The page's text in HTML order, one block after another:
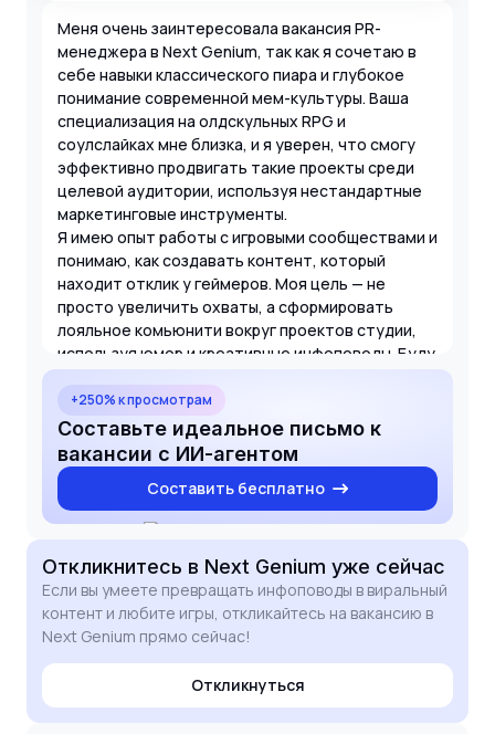
Меня очень заинтересовала вакансия PR-
менеджера в Next Genium, так как я сочетаю в
себе навыки классического пиара и глубокое
понимание современной мем-культуры. Ваша
специализация на олдскульных RPG и
соулслайках мне близка, и я уверен, что смогу
эффективно продвигать такие проекты среди
целевой аудитории, используя нестандартные
маркетинговые инструменты.
Я имею опыт работы с игровыми сообществами и
понимаю, как создавать контент, который
находит отклик у геймеров. Моя цель — не
просто увеличить охваты, а сформировать
лояльное комьюнити вокруг проектов студии,
используя юмор и креативные инфоповоды. Буду
рад обсудить, как мой опыт поможет Next
Genium стать заметнее в индустрии.
+250% к просмотрам
Составьте идеальное письмо к
вакансии с ИИ-агентом
Составить бесплатно
Откликнитесь в Next Genium уже сейчас
Если вы умеете превращать инфоповоды в виральный
контент и любите игры, откликайтесь на вакансию в
Next Genium прямо сейчас!
Откликнуться